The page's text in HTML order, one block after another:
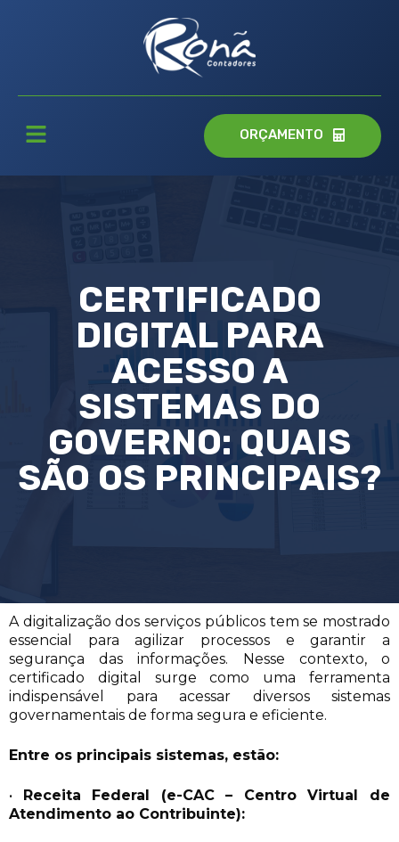
ORÇAMENTO
CERTIFICADO
DIGITAL PARA
ACESSO A
SISTEMAS DO
GOVERNO: QUAIS
SÃO OS PRINCIPAIS?
A digitalização dos serviços públicos tem se mostrado
essencial para agilizar processos e garantir a
segurança das informações. Nesse contexto, o
certificado digital surge como uma ferramenta
indispensável para acessar diversos sistemas
governamentais de forma segura e eficiente.
Entre os principais sistemas, estão:
•
Receita Federal (e-CAC – Centro Virtual de
Atendimento ao Contribuinte):